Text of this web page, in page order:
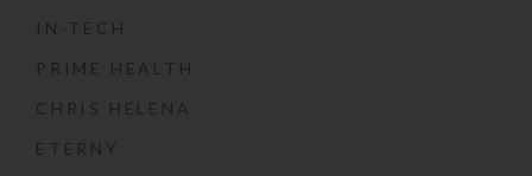
IN-TECH
PRIME HEALTH
CHRIS HELENA
ETERNY